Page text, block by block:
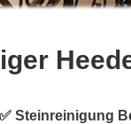
Steinreinigung